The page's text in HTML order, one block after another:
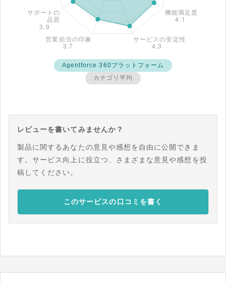
Agentforce 360プラットフォーム
カテゴリ平均
レビューを書いてみませんか？
製品に関するあなたの意見や感想を自由に公開できま
す。サービス向上に役立つ、さまざまな意見や感想を投
稿してください。
このサービスの口コミを書く